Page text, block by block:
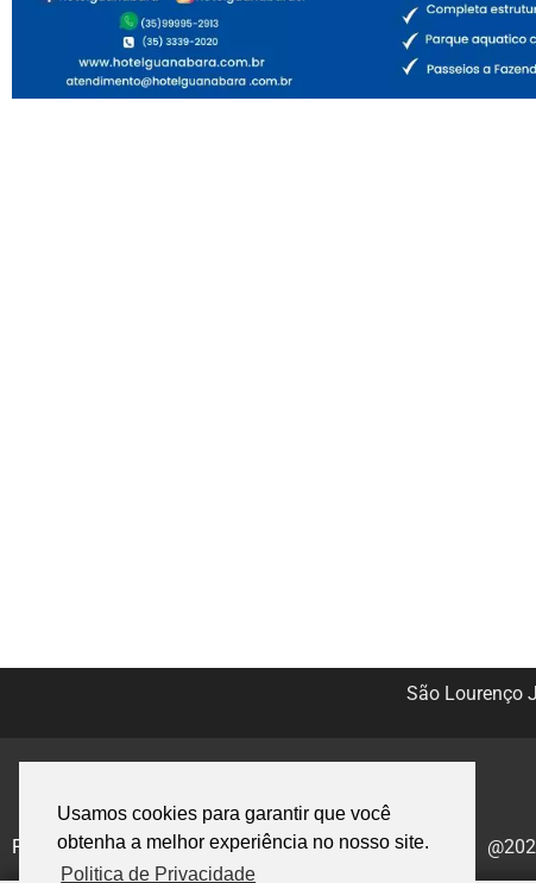
Usamos cookies para garantir que você
obtenha a melhor experiência no nosso site.
Politica de Privacidade
São Lourenço
Politica de Privacidade